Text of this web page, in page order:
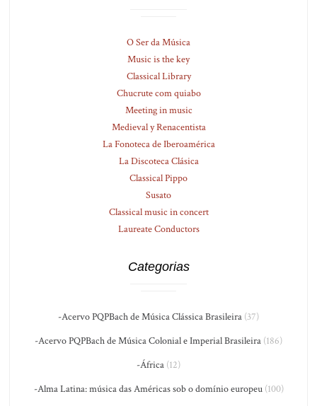
O Ser da Música
Music is the key
Classical Library
Chucrute com quiabo
Meeting in music
Medieval y Renacentista
La Fonoteca de Iberoamérica
La Discoteca Clásica
Classical Pippo
Susato
Classical music in concert
Laureate Conductors
Categorias
-Acervo PQPBach de Música Clássica Brasileira (37)
-Acervo PQPBach de Música Colonial e Imperial Brasileira (186)
-África (12)
-Alma Latina: música das Américas sob o domínio europeu(100)